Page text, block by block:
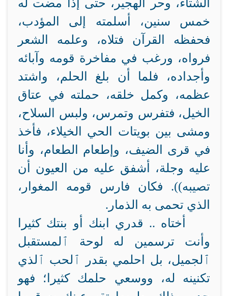
الشتاء، وحر الهجير، حتى إذا مضت له
خمس سنين، أسلمته إلى المؤدب،
فحفظه القرآن فتلاه، وعلمه الشعر
فرواه، ورغب في مفاخرة قومه وآبائه
وأجداده، فلما أن بلغ الحلم، واشتد
عظمه، وكمل خلقه، حملته في عتاق
الخيل، فتفرس وتمرس، ولبس السلاح،
ومشى بين بويتات الحي الخيلاء، فأخذ
في قرى الضيف، وإطعام الطعام، وأنا
عليه وجلة، أشفق عليه من العيون أن
تصيبه)). فكان فارس قومه المغوار،
الذي تحمى به الذمار.
أختاه .. قدري ابنك أو بنتك كثيرا
وأنت ترسمين له لوحة ٱلمستقبل
ٱلجميل، بل احلمي بقدر ٱلحب ٱلذي
تكنينه له، ووسعي حلمك كثيرا؛ فهو